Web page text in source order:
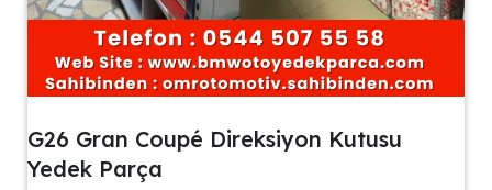
G26 Gran Coupé Direksiyon Kutusu
Yedek Parça